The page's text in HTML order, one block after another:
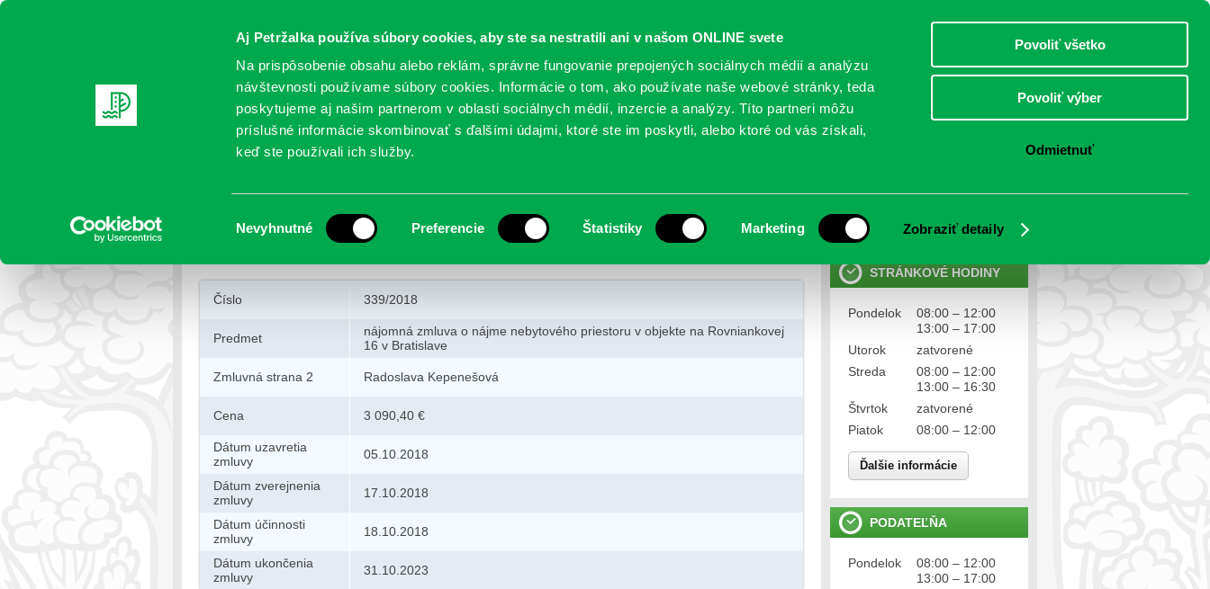
Aj Petržalka používa súbory cookies, aby ste sa nestratili ani v našom ONLINE svete
Na prispôsobenie obsahu alebo reklám, správne fungovanie prepojených sociálnych médií a analýzu
návštevnosti používame súbory cookies. Informácie o tom, ako používate naše webové stránky, teda
poskytujeme aj našim partnerom v oblasti sociálnych médií, inzercie a analýzy. Títo partneri môžu
príslušné informácie skombinovať s ďalšími údajmi, ktoré ste im poskytli, alebo ktoré od vás získali,
keď ste používali ich služby.
súhlasu
Nevyhnutné Preferencie Štatistiky Marketing Zobraziť detaily
Povoliť všetko
Povoliť výber
Odmietnuť
Oficiálne stránky
PETRŽALSKÉ KONTO
AKTUALITY SAMOSPRÁVA ORGANIZÁCIE OBLASTI NOVINY MAPY TLAČIVÁ KONTAKTY
Ochrana osobných údajov
STRÁNKOVÉ HODINY
Pondelok
08:00 – 12:00
13:00 – 17:00
Utorok
zatvorené
Streda
08:00 – 12:00
13:00 – 16:30
Štvrtok
zatvorené
Piatok
08:00 – 12:00
Ďalšie informácie
PODATEĽŇA
Pondelok
08:00 – 12:00
13:00 – 17:00
Nájomná zmluva o nájme nebytového priestoru
Petržalka>Zmluvy >Nájomná zmluva o nájme nebytového priestoru
Číslo 339/2018
Predmet
nájomná zmluva o nájme nebytového priestoru v objekte na Rovniankovej
16 v Bratislave
Zmluvná strana 2 Radoslava Kepenešová
Cena 3 090,40 €
Dátum uzavretia
zmluvy
05.10.2018
Dátum zverejnenia
zmluvy
17.10.2018
Dátum účinnosti
zmluvy
18.10.2018
Dátum ukončenia
zmluvy
31.10.2023